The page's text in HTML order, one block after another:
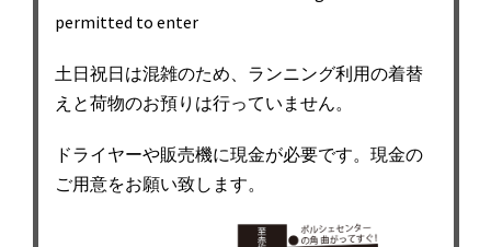
permitted to enter
土日祝日は混雑のため、ランニング利用の着替
えと荷物のお預りは行っていません。
ドライヤーや販売機に現金が必要です。現金の
ご用意をお願い致します。